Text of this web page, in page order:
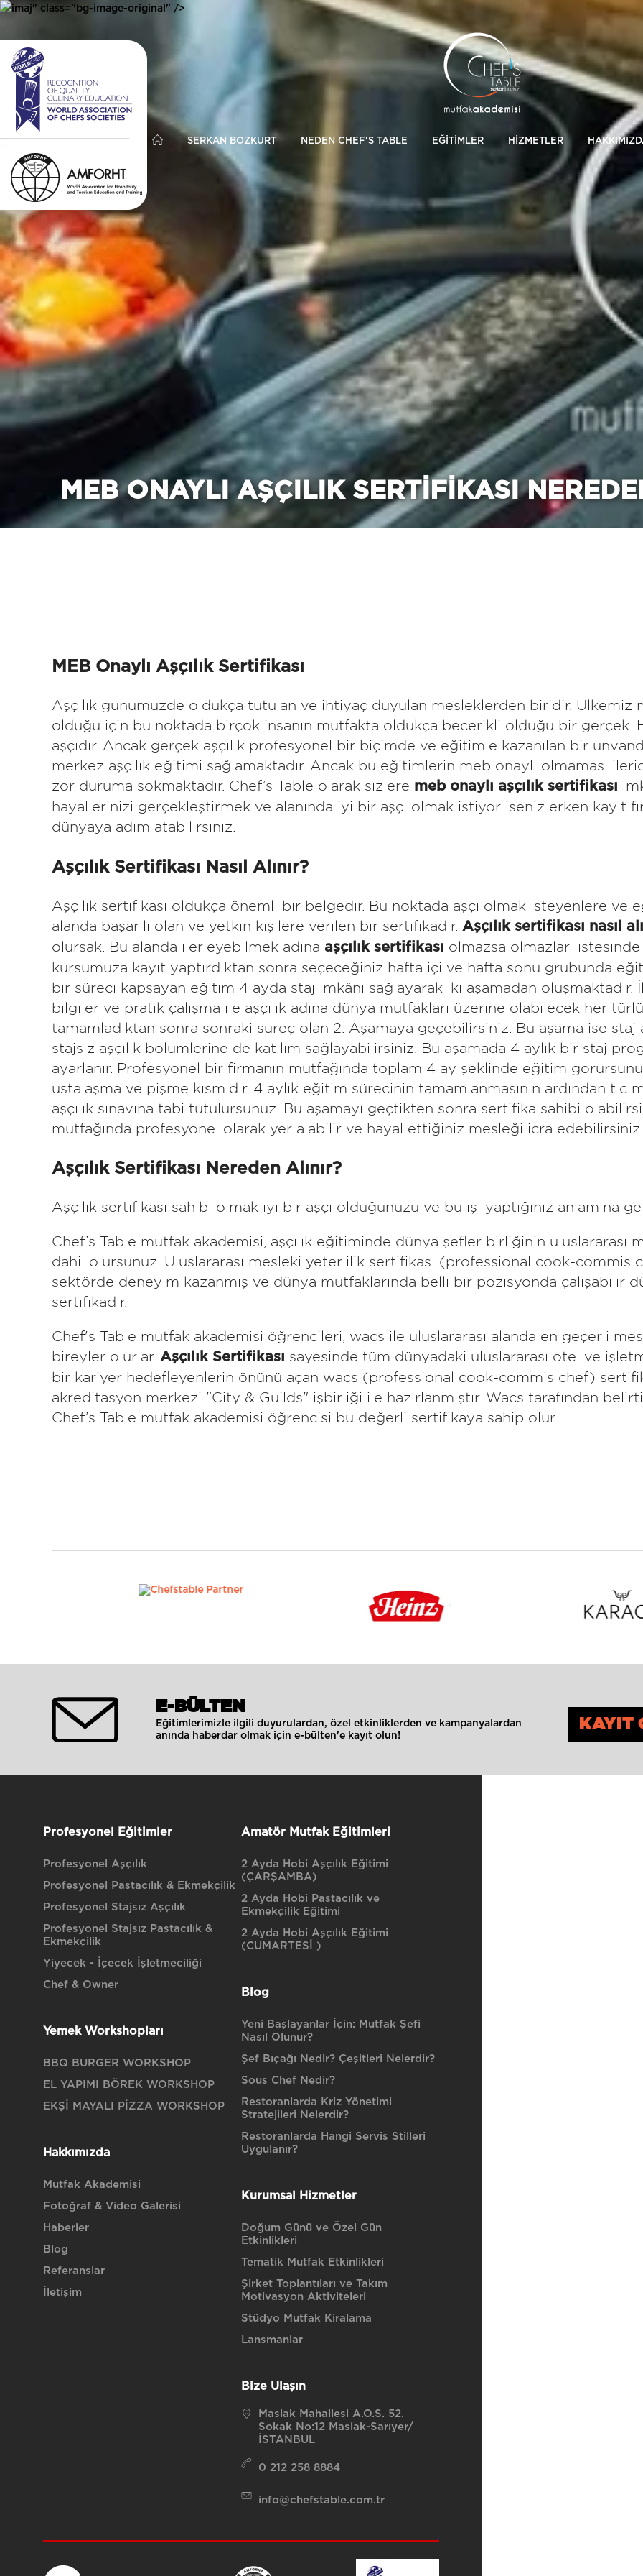
SERKAN BOZKURT NEDEN CHEF'S TABLE EĞİTİMLER HİZMETLER
imaj" class="bg-image-original" />
MEB ONAYLI AŞÇILIK SERTIFIKASI
MEB Onaylı Aşçılık Sertifikası
Aşçılık günümüzde oldukça tutulan ve ihtiyaç duyulan mesleklerden biridir. Ülkemiz
olduğu için bu noktada birçok insanın mutfakta oldukça becerikli olduğu bir gerçek.
aşçıdır. Ancak gerçek aşçılık profesyonel bir biçimde ve eğitimle kazanılan bir
merkez aşçılık eğitimi sağlamaktadır. Ancak bu eğitimlerin meb onaylı olmaması
zor duruma sokmaktadır. Chef’s Table olarak sizlere meb onaylı aşçılık sertifikası
hayallerinizi gerçekleştirmek ve alanında iyi bir aşçı olmak istiyor iseniz erken kayıt
dünyaya adım atabilirsiniz.
Aşçılık Sertifikası Nasıl Alınır?
Aşçılık sertifikası oldukça önemli bir belgedir. Bu noktada aşçı olmak isteyenlere
alanda başarılı olan ve yetkin kişilere verilen bir sertifikadır. Aşçılık sertifikası nasıl
olursak. Bu alanda ilerleyebilmek adına aşçılık sertifikası olmazsa olmazlar listesinde
kursumuza kayıt yaptırdıktan sonra seçeceğiniz hafta içi ve hafta sonu grubunda
bir süreci kapsayan eğitim 4 ayda staj imkânı sağlayarak iki aşamadan
bilgiler ve pratik çalışma ile aşçılık adına dünya mutfakları üzerine olabilecek her
tamamladıktan sonra sonraki süreç olan 2. Aşamaya geçebilirsiniz. Bu aşama ise
stajsız aşçılık bölümlerine de katılım sağlayabilirsiniz. Bu aşamada 4 aylık bir staj
ayarlanır. Profesyonel bir firmanın mutfağında toplam 4 ay şeklinde eğitim
ustalaşma ve pişme kısmıdır. 4 aylık eğitim sürecinin tamamlanmasının ardından t.c
aşçılık sınavına tabi tutulursunuz. Bu aşamayı geçtikten sonra sertifika sahibi
mutfağında profesyonel olarak yer alabilir ve hayal ettiğiniz mesleği icra edebilirsiniz.
Aşçılık Sertifikası Nereden Alınır?
Aşçılık sertifikası sahibi olmak iyi bir aşçı olduğunuzu ve bu işi yaptığınız anlamına
Chef’s Table mutfak akademisi, aşçılık eğitiminde dünya şefler birliğinin uluslararası
dahil olursunuz. Uluslararası mesleki yeterlilik sertifikası (professional cook-commis
sektörde deneyim kazanmış ve dünya mutfaklarında belli bir pozisyonda çalışabilir
sertifikadır.
Chef's Table mutfak akademisi öğrencileri, wacs ile uluslararası alanda en geçerli
bireyler olurlar. Aşçılık Sertifikası sayesinde tüm dünyadaki uluslararası otel ve
bir kariyer hedefleyenlerin önünü açan wacs (professional cook-commis chef)
akreditasyon merkezi "City & Guilds" işbirliği ile hazırlanmıştır. Wacs tarafından
Chef’s Table mutfak akademisi öğrencisi bu değerli sertifikaya sahip olur.
E-BÜLTEN
Eğitimlerimizle ilgili duyurulardan, özel etkinliklerden ve kampanyalardan
anında haberdar olmak için e-bülten'e kayıt olun!
KAYIT
Profesyonel Eğitimler
Profesyonel Aşçılık
Profesyonel Pastacılık & Ekmekçilik
Profesyonel Stajsız Aşçılık
Profesyonel Stajsız Pastacılık &
Ekmekçilik
Yiyecek - İçecek İşletmeciliği
Chef & Owner
Yemek Workshopları
BBQ BURGER WORKSHOP
EL YAPIMI BÖREK WORKSHOP
EKŞİ MAYALI PİZZA WORKSHOP
Hakkımızda
Mutfak Akademisi
Fotoğraf & Video Galerisi
Haberler
Blog
Referanslar
İletişim
Amatör Mutfak Eğitimleri
2 Ayda Hobi Aşçılık Eğitimi
(ÇARŞAMBA)
2 Ayda Hobi Pastacılık ve
Ekmekçilik Eğitimi
2 Ayda Hobi Aşçılık Eğitimi
(CUMARTESİ )
Blog
Yeni Başlayanlar İçin: Mutfak Şefi
Nasıl Olunur?
Şef Bıçağı Nedir? Çeşitleri Nelerdir?
Sous Chef Nedir?
Restoranlarda Kriz Yönetimi
Stratejileri Nelerdir?
Restoranlarda Hangi Servis Stilleri
Uygulanır?
Kurumsal Hizmetler
Doğum Günü ve Özel Gün
Etkinlikleri
Tematik Mutfak Etkinlikleri
Şirket Toplantıları ve Takım
Motivasyon Aktiviteleri
Stüdyo Mutfak Kiralama
Lansmanlar
Bize Ulaşın
Maslak Mahallesi A.O.S. 52.
Sokak No:12 Maslak-Sarıyer/
İSTANBUL
0 212 258 8884
info@chefstable.com.tr